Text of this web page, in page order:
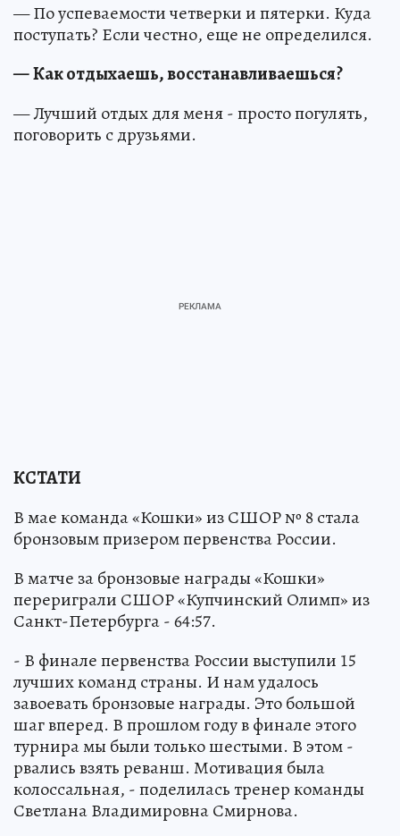
— По успеваемости четверки и пятерки. Куда
поступать? Если честно, еще не определился.
—Как отдыхаешь, восстанавливаешься?
— Лучший отдых для меня - просто погулять,
поговорить с друзьями.
КСТАТИ
В мае команда «Кошки» из СШОР № 8 стала
бронзовым призером первенства России.
В матче за бронзовые награды «Кошки»
перериграли СШОР «Купчинский Олимп» из
Санкт-Петербурга - 64:57.
- В финале первенства России выступили 15
лучших команд страны. И нам удалось
завоевать бронзовые награды. Это большой
шаг вперед. В прошлом году в финале этого
турнира мы были только шестыми. В этом -
рвались взять реванш. Мотивация была
колоссальная, - поделилась тренер команды
Светлана Владимировна Смирнова.